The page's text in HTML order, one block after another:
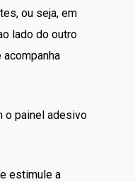
ou seja, em
lado do outro
o painel adesivo
estimule a